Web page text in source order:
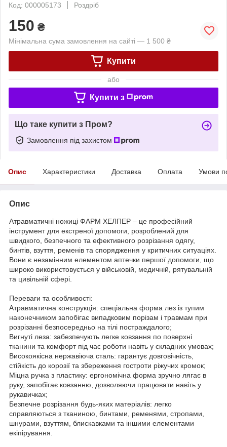
Код: 000005173
Роздріб
150 ₴
Мінімальна сума замовлення на сайті — 1 500 ₴
Купити
або
Купити з
Що таке купити з Пром?
Замовлення під захистом
Опис Характеристики Доставка Оплата Умови
Опис
Атравматичні ножиці ФАРМ ХЕЛПЕР – це професійний
інструмент для екстреної допомоги, розроблений для
швидкого, безпечного та ефективного розрізання одягу,
бинтів, взуття, ременів та спорядження у критичних ситуаціях.
Вони є незамінним елементом аптечки першої допомоги, що
широко використовується у військовій, медичній, рятувальній
та цивільній сфері.
Переваги та особливості:
Атравматична конструкція: спеціальна форма лез із тупим
наконечником запобігає випадковим порізам і травмам при
розрізанні безпосередньо на тілі постраждалого;
Вигнуті леза: забезпечують легке ковзання по поверхні
тканини та комфорт під час роботи навіть у складних умовах;
Високоякісна нержавіюча сталь: гарантує довговічність,
стійкість до корозії та збереження гостроти ріжучих кромок;
Міцна ручка з пластику: ергономічна форма зручно лягає в
руку, запобігає ковзанню, дозволяючи працювати навіть у
рукавичках;
Безпечне розрізання будь-яких матеріалів: легко
справляються з тканиною, бинтами, ременями, стропами,
шнурами, взуттям, блискавками та іншими елементами
екіпірування.